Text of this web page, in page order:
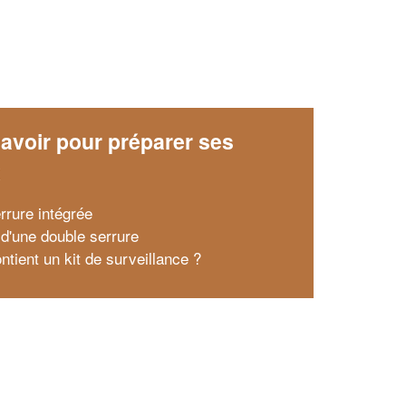
pour préparer ses
intégrée
double serrure
un kit de surveillance ?